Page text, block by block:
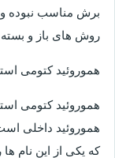
برش مناسب نبوده و
روش های باز و
هموروئید کتومی
هموروئید کتومی
هموروئید داخلی
که یکی از این نام